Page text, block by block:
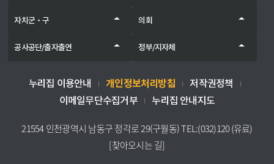
자치군‧구 의회
공사공단/출자출연 정부/지자체
누리집 이용안내 개인정보처리방침
저작권정책
이메일무단수집거부
누리집 안내지도
21554 인천광역시 남동구 정각로 29(구월동) TEL:(032)120 (유료)
[찾아오시는 길]